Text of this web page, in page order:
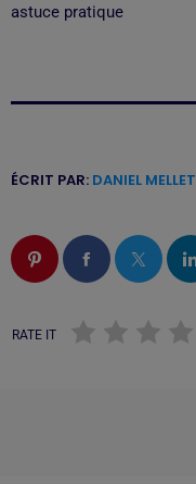
astuce pratique
ÉCRIT PAR: DANIEL MELLET
RATE IT